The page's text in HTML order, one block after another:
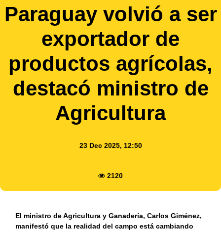
Paraguay volvió a ser
exportador de
productos agrícolas,
destacó ministro de
Agricultura
23 Dec 2025, 12:50
2120
El ministro de Agricultura y Ganadería, Carlos Giménez,
manifestó que la realidad del campo está cambiando